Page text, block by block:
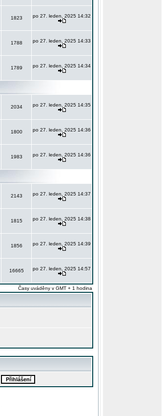
1823 po 27. leden, 2025 14:32
1788 po 27. leden, 2025 14:33
1789 po 27. leden, 2025 14:34
2034 po 27. leden, 2025 14:35
1800 po 27. leden, 2025 14:36
1983 po 27. leden, 2025 14:36
2143 po 27. leden, 2025 14:37
1815 po 27. leden, 2025 14:38
1856 po 27. leden, 2025 14:39
16665 po 27. leden, 2025 14:57
Časy uváděny v GMT + 1 hodina